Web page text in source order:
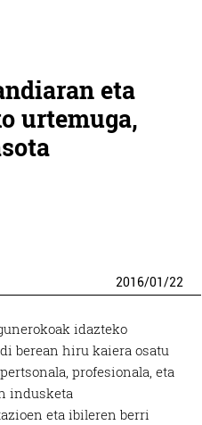
eta
urtemuga,
2016/01/22
idazteko
berean hiru kaiera osatu
profesionala, eta
indusketa
eta ibileren berri